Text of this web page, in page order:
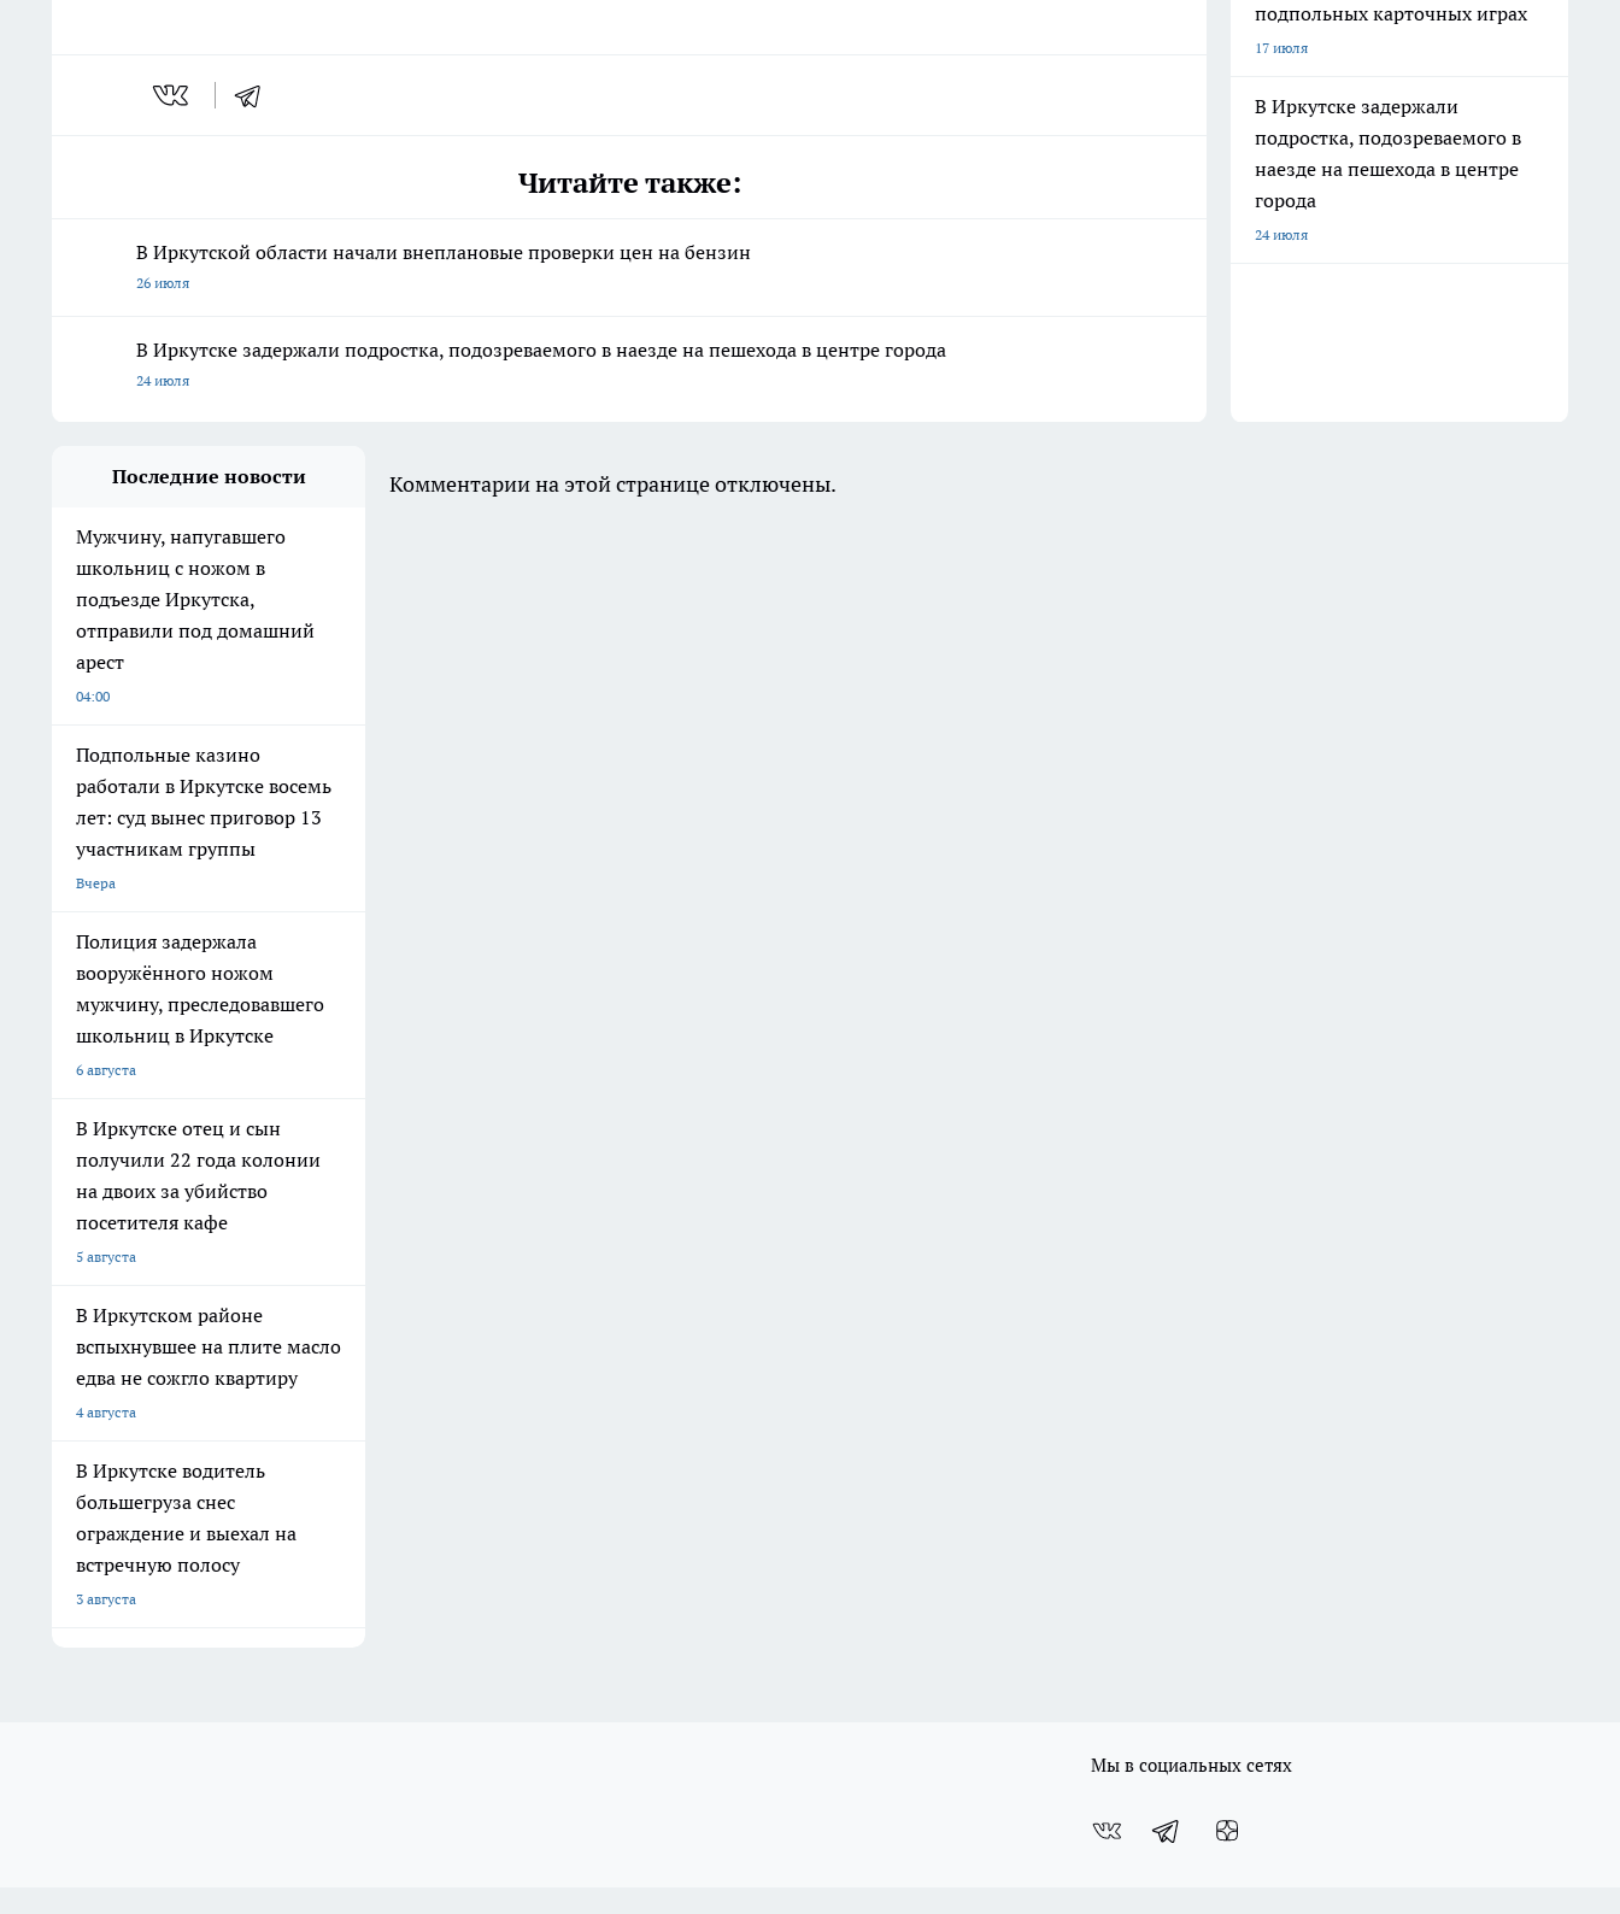
Читайте также:
В Иркутской области начали внеплановые проверки цен на бензин
26 июля
В Иркутске задержали подростка, подозреваемого в наезде на пешехода в центре города
24 июля
подпольных карточных играх
17 июля
В Иркутске задержали
подростка, подозреваемого в
наезде на пешехода в центре
города
24 июля
Последние новости
Мужчину, напугавшего
школьниц с ножом в
подъезде Иркутска,
отправили под домашний
арест
04:00
Подпольные казино
работали в Иркутске восемь
лет: суд вынес приговор 13
участникам группы
Вчера
Полиция задержала
вооружённого ножом
мужчину, преследовавшего
школьниц в Иркутске
6 августа
В Иркутске отец и сын
получили 22 года колонии
на двоих за убийство
посетителя кафе
5 августа
В Иркутском районе
вспыхнувшее на плите масло
едва не сожгло квартиру
4 августа
В Иркутске водитель
большегруза снес
ограждение и выехал на
встречную полосу
3 августа
Комментарии на этой странице отключены.
Мы в социальных сетях